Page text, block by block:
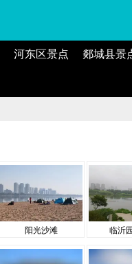
河东区景点 郯城县景
阳光沙滩 临沂